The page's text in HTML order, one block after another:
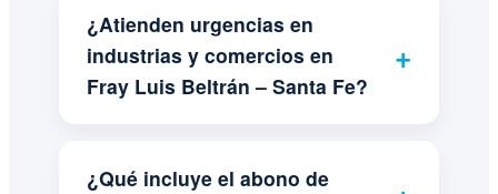
¿Atienden urgencias en
industrias y comercios en
Fray Luis Beltrán – Santa Fe?
¿Qué incluye el abono de